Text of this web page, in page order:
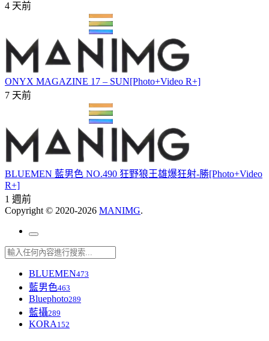
4 天前
ONYX MAGAZINE 17 – SUN[Photo+Video R+]
7 天前
BLUEMEN 藍男色 NO.490 狂野狼王雄爆狂射-勝[Photo+Video
R+]
1 週前
Copyright © 2020-2026 MANIMG.
BLUEMEN473
藍男色463
Bluephoto289
藍攝289
KORA 152